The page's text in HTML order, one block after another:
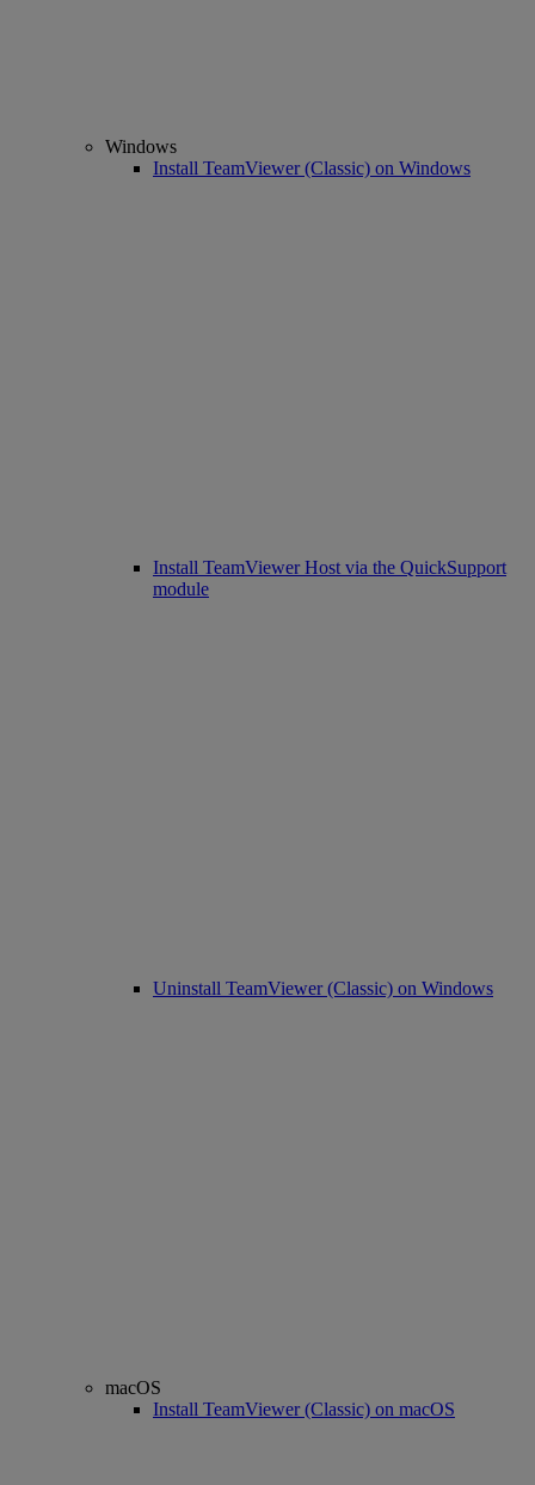
Windows
Install TeamViewer (Classic) on Windows
Install TeamViewer Host via the QuickSupport
module
Uninstall TeamViewer (Classic) on Windows
macOS
Install TeamViewer (Classic) on macOS